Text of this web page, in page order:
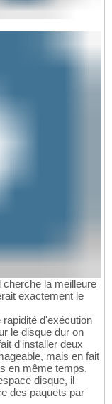
la meilleure
exactement le
rapidité d'exécution
le disque dur on
d'installer deux
mais en fait
en même temps.
disque, il
des paquets par